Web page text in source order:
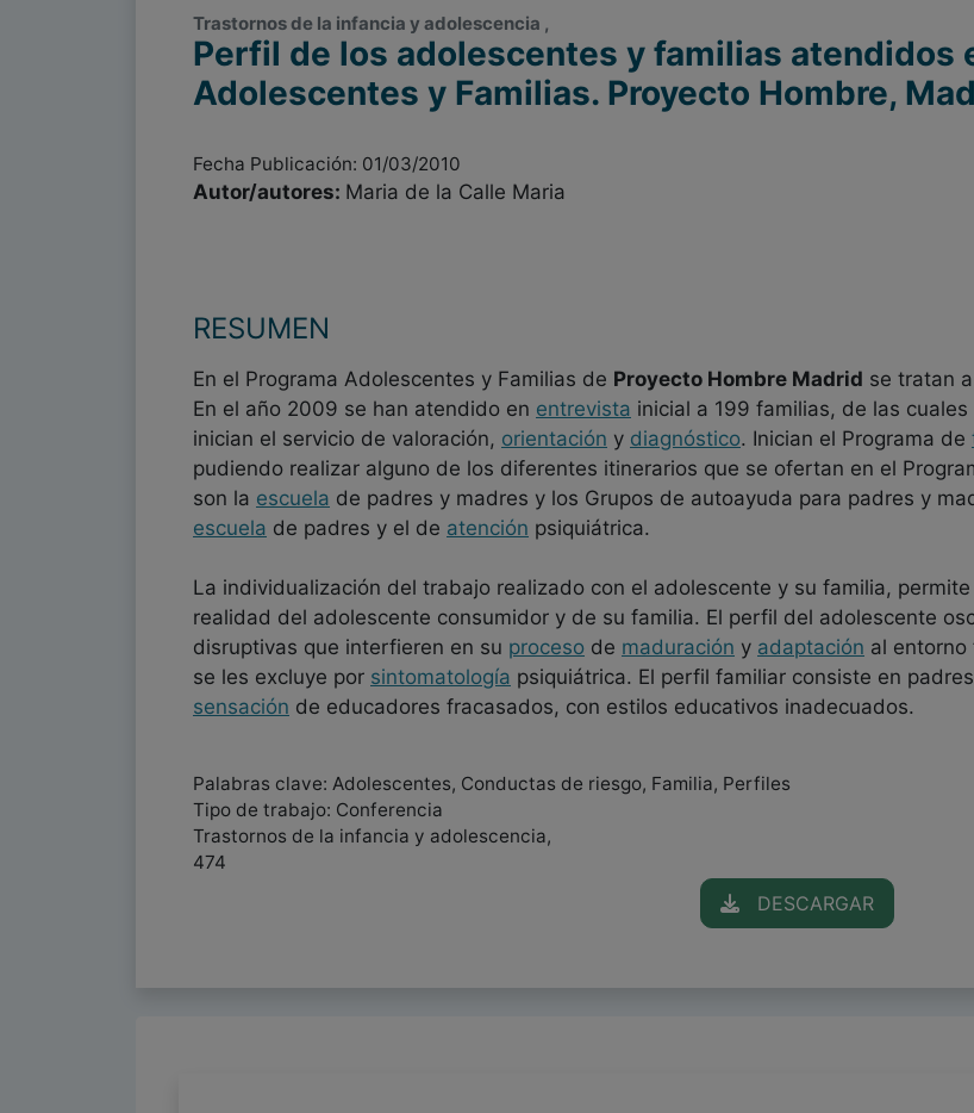
Trastornos de la infancia y adolescencia ,
Perfil de los adolescentes y familias atendidos
Adolescentes y Familias. Proyecto Hombre,
Fecha Publicación: 01/03/2010
Autor/autores: Maria de la Calle Maria
RESUMEN
En el Programa Adolescentes y Familias de Proyecto Hombre Madrid se tratan
En el año 2009 se han atendido en entrevista inicial a 199 familias, de las
inician el servicio de valoración, orientación y diagnóstico. Inician el Programa de
pudiendo realizar alguno de los diferentes itinerarios que se ofertan en el
son la escuela de padres y madres y los Grupos de autoayuda para padres y
escuela de padres y el de atención psiquiátrica.
La individualización del trabajo realizado con el adolescente y su familia,
realidad del adolescente consumidor y de su familia. El perfil del adolescente
disruptivas que interfieren en su proceso de maduración y adaptación al entorno
se les excluye por sintomatología psiquiátrica. El perfil familiar consiste en
sensación de educadores fracasados, con estilos educativos inadecuados.
Palabras clave: Adolescentes, Conductas de riesgo, Familia, Perfiles
Tipo de trabajo: Conferencia
Trastornos de la infancia y adolescencia,
474
DESCARGAR